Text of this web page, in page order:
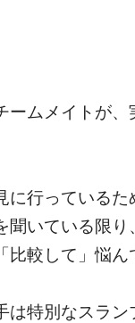
ームメイトが
に行っている
聞いている限
較して」悩ん
は特別なスラ